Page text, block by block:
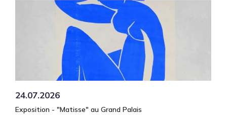
24.07.2026
Exposition - "Matisse" au Grand Palais